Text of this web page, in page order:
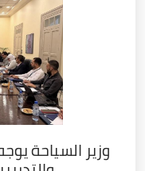
وزير السياحة